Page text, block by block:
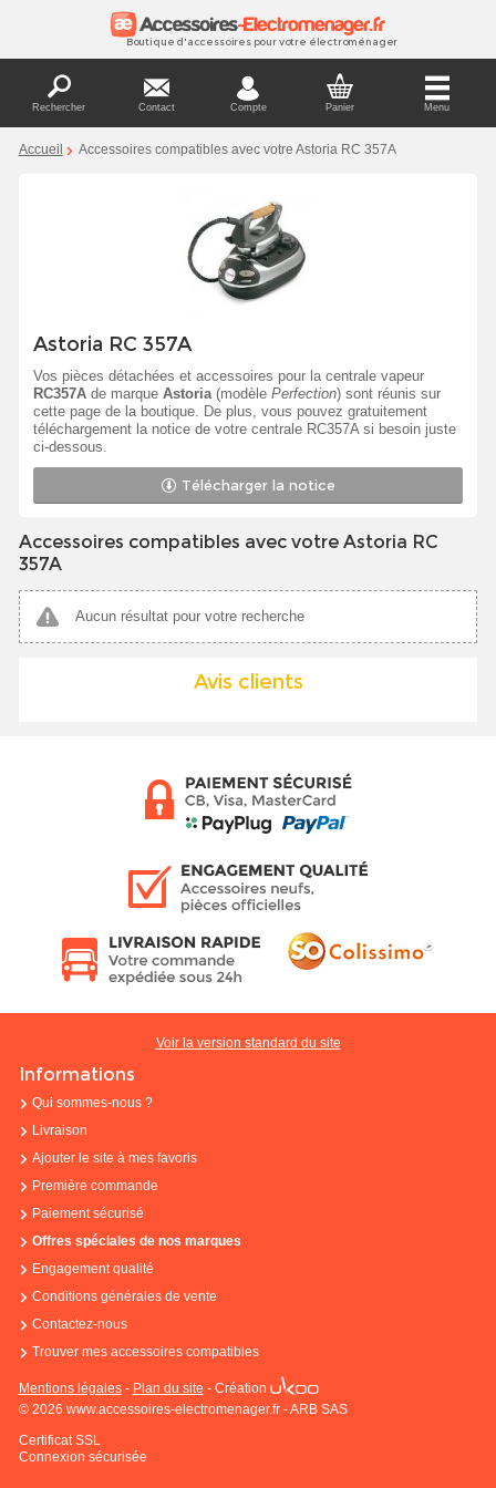
Boutique d'accessoires pour votre électroménager
Rechercher Contact Compte Panier Menu
Accueil Accessoires compatibles avec votre Astoria RC 357A
Astoria RC 357A
Vos pièces détachées et accessoires pour la centrale vapeur
RC357Ade marque Astoria(modèle Perfection) sont réunis sur
cette page de la boutique. De plus, vous pouvez gratuitement
téléchargement la notice de votre centrale RC357A si besoin juste
ci-dessous.
Télécharger la notice
Accessoires compatibles avec votre Astoria RC
357A
Aucun résultat pour votre recherche
Avis clients
Voir la version standard du site
Informations
Qui sommes-nous ?
Livraison
Ajouter le site à mes favoris
Première commande
Paiement sécurisé
Offres spéciales de nos marques
Engagement qualité
Conditions générales de vente
Contactez-nous
Trouver mes accessoires compatibles
Mentions légales- Plan du site - Création
© 2026 www.accessoires-electromenager.fr - ARB SAS
Certificat SSL
Connexion sécurisée